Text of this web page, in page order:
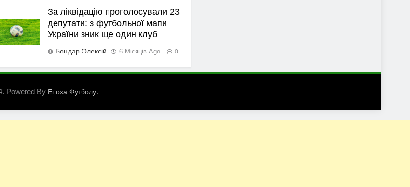
За ліквідацію проголосували 23
депутати: з футбольної мапи
України зник ще один клуб
Бондар Олексій 6 Місяців Ago 0
Powered By Епоха Футболу.